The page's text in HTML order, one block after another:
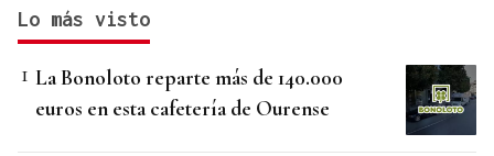
Lo más visto
La Bonoloto reparte más de 140.000
euros en esta cafetería de Ourense